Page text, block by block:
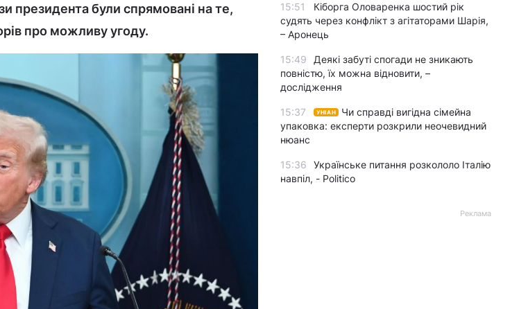
президента були спрямовані на те,
про можливу угоду.
15:51
Кіборга Оловаренка шостий рік
судять через конфлікт з агітаторами Шарія,
– Аронець
15:49
Деякі забуті спогади не зникають
повністю, їх можна відновити, –
дослідження
15:37 УНІАН
Чи справді вигідна сімейна
упаковка: експерти розкрили неочевидний
нюанс
15:36
Українське питання розкололо Італію
навпіл, - Politico
Реклама